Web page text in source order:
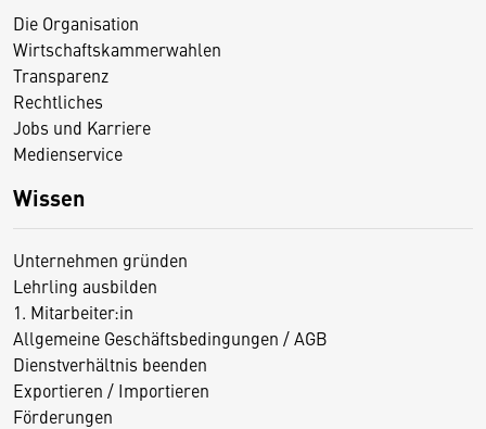
Die Organisation
Wirtschaftskammerwahlen
Transparenz
Rechtliches
Jobs und Karriere
Medienservice
Wissen
Unternehmen gründen
Lehrling ausbilden
1. Mitarbeiter:in
Allgemeine Geschäftsbedingungen / AGB
Dienstverhältnis beenden
Exportieren / Importieren
Förderungen